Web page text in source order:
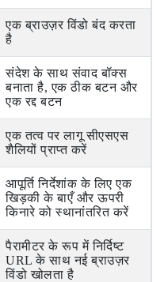
एक ब्राउज़र विंडो बंद करता
है
संदेश के साथ संवाद बॉक्स
बनाता है, एक ठीक बटन और
एक रद्द बटन
एक तत्व पर लागू सीएसएस
शैलियों प्राप्त करें
आपूर्ति निर्देशांक के लिए एक
खिड़की के बाएँ और ऊपरी
किनारे को स्थानांतरित करें
पैरामीटर के रूप में निर्दिष्ट
URL के साथ नई ब्राउज़र
विंडो खोलता है